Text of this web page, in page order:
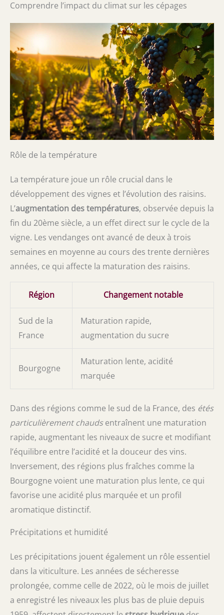
Comprendre l’impact du climat sur les cépages
Rôle de la température
La température joue un rôle crucial dans le
développement des vignes et l’évolution des raisins.
L’augmentation des températures, observée depuis la
fin du 20ème siècle, a un effet direct sur le cycle de la
vigne. Les vendanges ont avancé de deux à trois
semaines en moyenne au cours des trente dernières
années, ce qui affecte la maturation des raisins.
Région Changement notable
Sud de la
France
Maturation rapide,
augmentation du sucre
Bourgogne
Maturation lente, acidité
marquée
Dans des régions comme le sud de la France, des étés
particulièrement chaudsentraînent une maturation
rapide, augmentant les niveaux de sucre et modifiant
l’équilibre entre l’acidité et la douceur des vins.
Inversement, des régions plus fraîches comme la
Bourgogne voient une maturation plus lente, ce qui
favorise une acidité plus marquée et un profil
aromatique distinctif.
Précipitations et humidité
Les précipitations jouent également un rôle essentiel
dans la viticulture. Les années de sécheresse
prolongée, comme celle de 2022, où le mois de juillet
a enregistré les niveaux les plus bas de pluie depuis